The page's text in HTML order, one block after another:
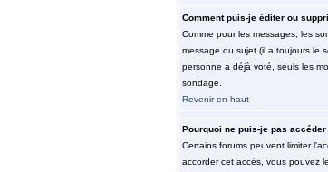
Comment puis-je éditer ou
Comme pour les messages, les
message du sujet (il a toujours le
personne a déjà voté, seuls les
sondage.
Revenir en haut
Pourquoi ne puis-je pas accéder
Certains forums peuvent limiter
accorder cet accès, vous pouvez